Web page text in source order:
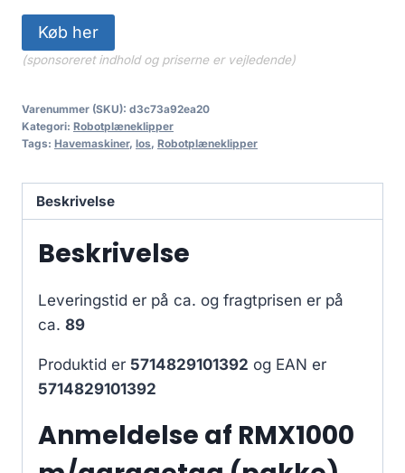
Køb her
(sponsoreret indhold og priserne er vejledende)
Varenummer (SKU): d3c73a92ea20
Kategori: Robotplæneklipper
Tags: Havemaskiner, los, Robotplæneklipper
Beskrivelse
Beskrivelse
Leveringstid er på ca. og fragtprisen er på
ca. 89
Produktid er 5714829101392 og EAN er
5714829101392
Anmeldelse af RMX1000